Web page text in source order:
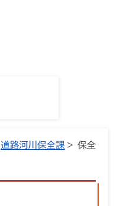
道路河川保全課 > 保全